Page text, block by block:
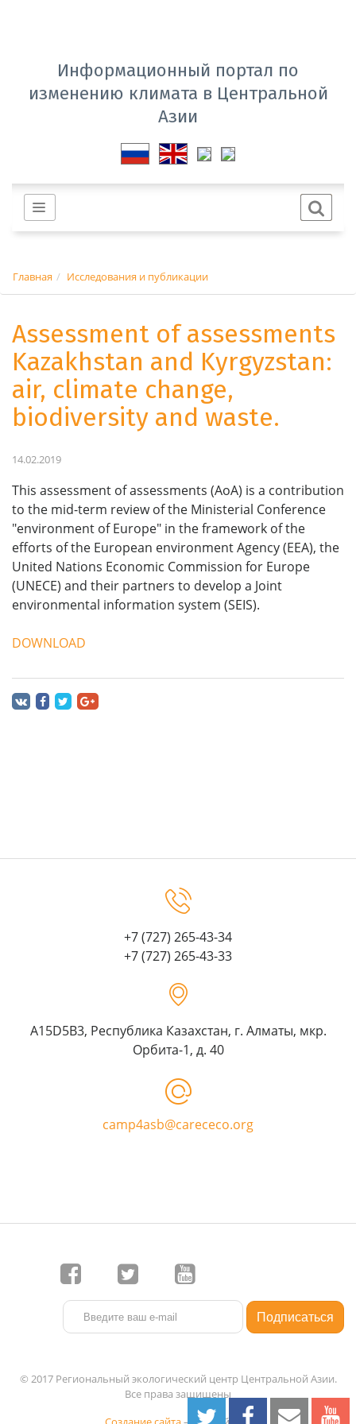
Информационный портал по
изменению климата в Центральной
Азии
Главная Исследования и публикации
Assessment of assessments
Kazakhstan and Kyrgyzstan:
air, climate change,
biodiversity and waste.
14.02.2019
This assessment of assessments (AoA) is a contribution
to the mid-term review of the Ministerial Conference
"environment of Europe" in the framework of the
efforts of the European environment Agency (EEA), the
United Nations Economic Commission for Europe
(UNECE) and their partners to develop a Joint
environmental information system (SEIS).
DOWNLOAD
+7 (727) 265-43-34
+7 (727) 265-43-33
A15D5B3, Республика Казахстан, г. Алматы, мкр.
Орбита-1, д. 40
camp4asb@carececo.org
© 2017 Региональный экологический центр Центральной Азии.
Все права защищены